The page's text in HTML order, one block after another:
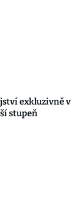
exkluzivně v
stupeň